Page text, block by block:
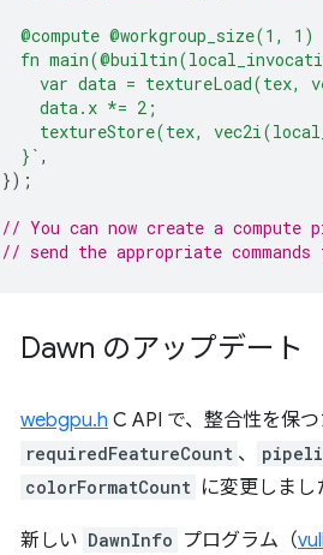
  @compute @workgroup_size(1, 1)
fn
var data = textureLoad(tex,
    data.x *= 2;
textureStore(tex,
  }`
,
});
// You can now create a compute
// send the appropriate commands
Dawn のアップデート
webgpu.h C API で、整合性を保つ
requiredFeatureCount 、
colorFormatCount に変更しまし
新しい DawnInfo プログラム（